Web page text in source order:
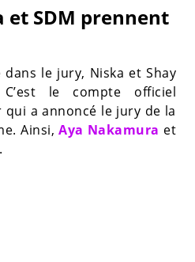
SDM prennent
dans le jury, Niska et Shay
le compte officiel
qui a annoncé le jury de la
Ainsi,Aya Nakamura et